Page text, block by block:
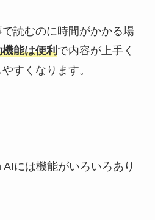
読むのに時間がかかる場
能は便利で内容が上手く
すくなります。
には機能がいろいろあり